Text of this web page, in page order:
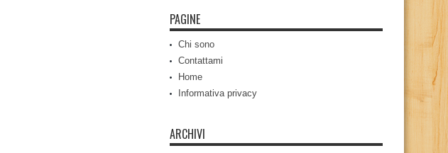
PAGINE
Chi sono
Contattami
Home
Informativa privacy
ARCHIVI